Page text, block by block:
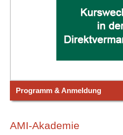
Programm & Anmeldung
AMI-Akademie